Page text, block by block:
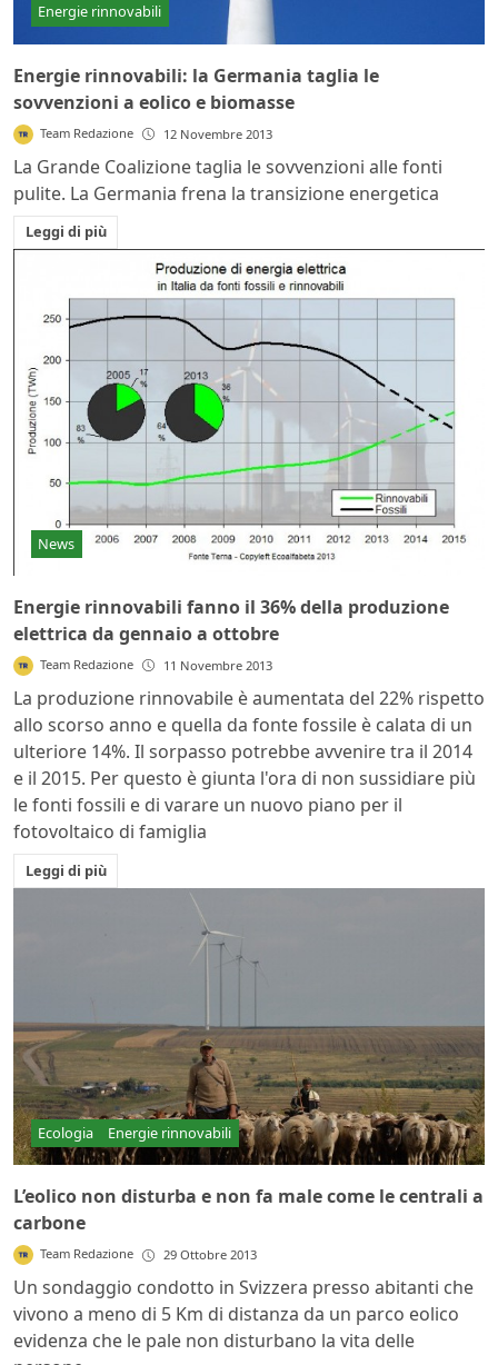
Energie rinnovabili
Energie rinnovabili: la Germania taglia le
sovvenzioni a eolico e biomasse
Team Redazione 12 Novembre 2013
La Grande Coalizione taglia le sovvenzioni alle fonti
pulite. La Germania frena la transizione energetica
Leggi di più
News
Energie rinnovabili fanno il 36% della produzione
elettrica da gennaio a ottobre
Team Redazione 11 Novembre 2013
La produzione rinnovabile è aumentata del 22% rispetto
allo scorso anno e quella da fonte fossile è calata di un
ulteriore 14%. Il sorpasso potrebbe avvenire tra il 2014
e il 2015. Per questo è giunta l'ora di non sussidiare più
le fonti fossili e di varare un nuovo piano per il
fotovoltaico di famiglia
Leggi di più
Ecologia Energie rinnovabili
L’eolico non disturba e non fa male come le centrali a
carbone
Team Redazione 29 Ottobre 2013
Un sondaggio condotto in Svizzera presso abitanti che
vivono a meno di 5 Km di distanza da un parco eolico
evidenza che le pale non disturbano la vita delle